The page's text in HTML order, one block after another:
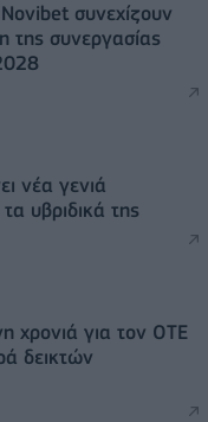
συνεχίζουν
της συνεργασίας
νέα γενιά
υβριδικά της
χρονιά για τον ΟΤΕ
δεικτών